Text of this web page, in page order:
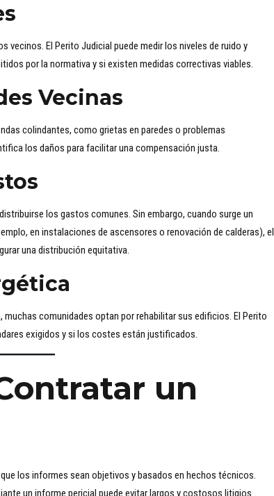
vecinos. El Perito Judicial puede medir los niveles de ruido y
por la normativa y si existen medidas correctivas viables.
Vecinas
colindantes, como grietas en paredes o problemas
los daños para facilitar una compensación justa.
los gastos comunes. Sin embargo, cuando surge un
en instalaciones de ascensores o renovación de calderas), el
una distribución equitativa.
comunidades optan por rehabilitar sus edificios. El Perito
exigidos y si los costes están justificados.
un
los informes sean objetivos y basados en hechos técnicos.
un informe pericial puede evitar largos y costosos litigios.